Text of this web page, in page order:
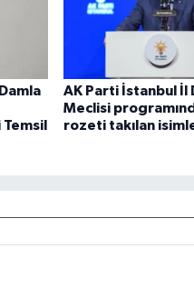
Temsil
AK Parti İstanbul İl
Meclisi
rozeti takılan